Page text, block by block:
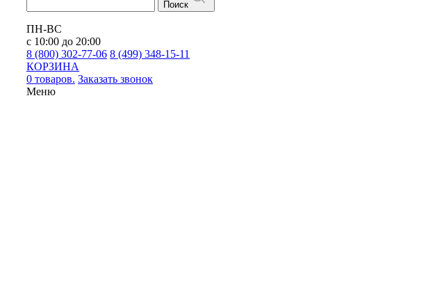
Поиск
ПН-ВС
с 10:00 до 20:00
8 (800) 302-77-06 8 (499) 348-15-11
КОРЗИНА
0 товаров. Заказать звонок
Меню